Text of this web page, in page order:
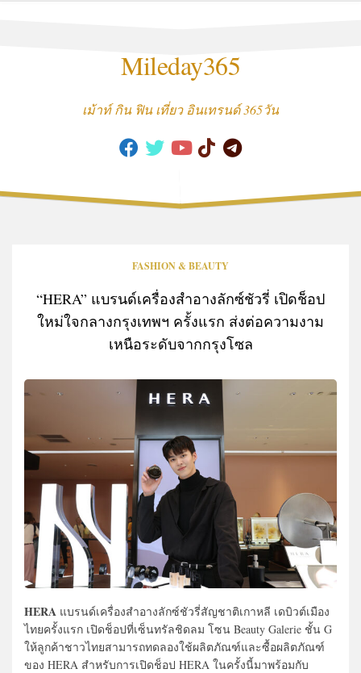
Mileday365
เม้าท์ กิน ฟิน เที่ยว อินเทรนด์ 365วัน
FASHION & BEAUTY
“HERA” แบรนด์เครื่องสำอางลักซ์ชัวรี่ เปิดช็อป
ใหม่ใจกลางกรุงเทพฯ ครั้งแรก ส่งต่อความงาม
เหนือระดับจากกรุงโซล
HERA แบรนด์เครื่องสำอางลักซ์ชัวรี่สัญชาติเกาหลี เดบิวต์เมือง
ไทยครั้งแรก เปิดช็อปที่เซ็นทรัลชิดลม โซน Beauty Galerie ชั้น G
ให้ลูกค้าชาวไทยสามารถทดลองใช้ผลิตภัณฑ์และซื้อผลิตภัณฑ์
ของ HERA สำหรับการเปิดช็อป HERA ในครั้งนี้มาพร้อมกับ